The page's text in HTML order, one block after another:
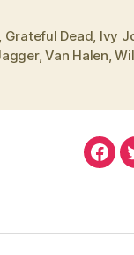
Grateful Dead Ivy
,Van Halen ,